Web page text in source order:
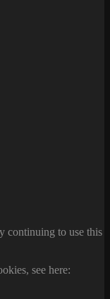
continuing to use this
see here: